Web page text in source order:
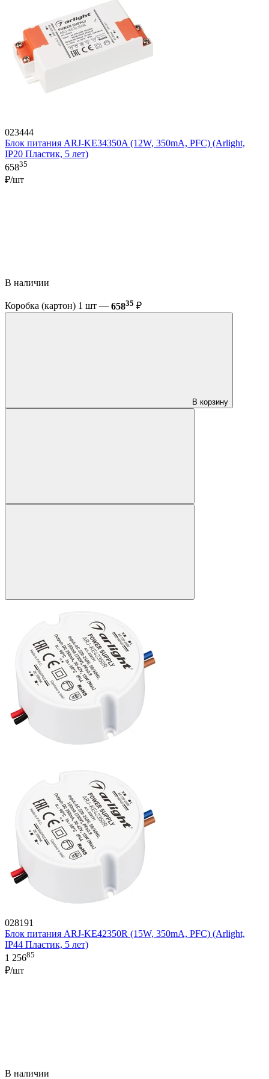
023444
Блок питания ARJ-KE34350A (12W, 350mA, PFC) (Arlight,
IP20 Пластик, 5 лет)
65835
₽/шт
В наличии
Коробка (картон) 1 шт — 65835 ₽
В корзину
028191
Блок питания ARJ-KE42350R (15W, 350mA, PFC) (Arlight,
IP44 Пластик, 5 лет)
1 25685
₽/шт
В наличии